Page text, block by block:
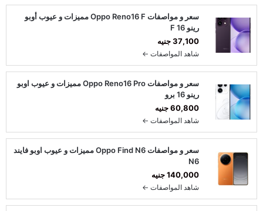
سعر و مواصفات Oppo Reno16 F مميزات و عيوب أوبو
رينو 16 F
37,100 جنيه
شاهد المواصفات ←
سعر و مواصفات Oppo Reno16 Pro مميزات و عيوب اوبو
رينو 16 برو
60,800 جنيه
شاهد المواصفات ←
سعر و مواصفات Oppo Find N6 مميزات و عيوب اوبو فايند
N6
140,000 جنيه
شاهد المواصفات ←